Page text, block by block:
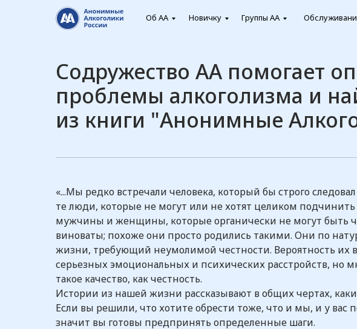
Новичку Группы АА
Об АА
Содружество АА помогает
проблемы алкоголизма и
из книги "Анонимные
«...Мы редко встречали человека, который бы строго
те люди, которые не могут или не хотят целиком
мужчины и женщины, которые органически не могут быть
виноваты; похоже они просто родились такими. Они по
жизни, требующий неумолимой честности. Вероятность
серьезных эмоциональных и психических расстройств, но
такое качество, как честность.
Истории из нашей жизни рассказывают в общих чертах,
Если вы решили, что хотите обрести тоже, что и мы, и у
значит вы готовы предпринять определенные шаги.